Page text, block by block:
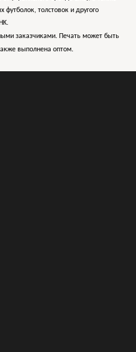
толстовок и другого
заказчиками. Печать может быть
выполнена оптом.